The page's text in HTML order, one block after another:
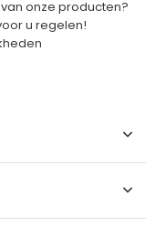
onze producten?
u regelen!